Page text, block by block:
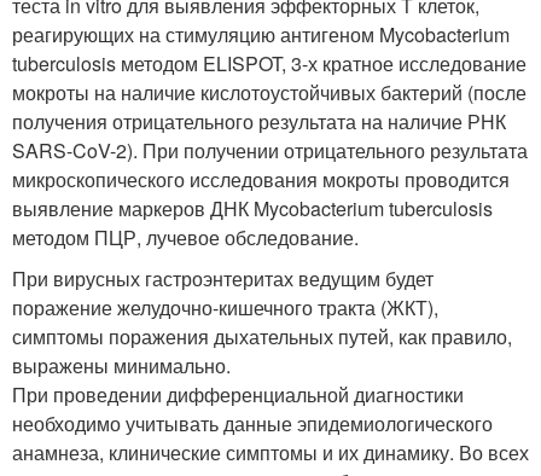
реагирующих на стимуляцию антигеном Mycobacterium
tuberculosis методом ELISPOT, 3-х кратное исследование
мокроты на наличие кислотоустойчивых бактерий (после
получения отрицательного результата на наличие РНК
SARS-CoV-2). При получении отрицательного результата
микроскопического исследования мокроты проводится
выявление маркеров ДНК Mycobacterium tuberculosis
методом ПЦР, лучевое обследование.
При вирусных гастроэнтеритах ведущим будет
поражение желудочно-кишечного тракта (ЖКТ),
симптомы поражения дыхательных путей, как правило,
выражены минимально.
При проведении дифференциальной диагностики
необходимо учитывать данные эпидемиологического
анамнеза, клинические симптомы и их динамику. Во всех